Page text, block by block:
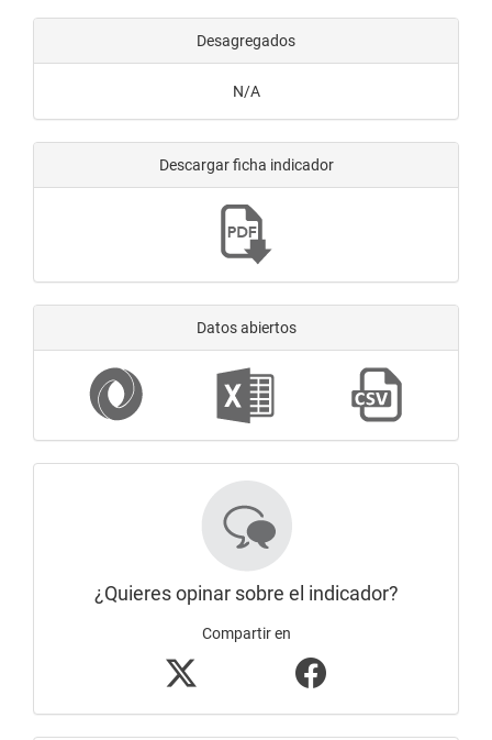
Desagregados
N/A
Descargar ficha indicador
Datos abiertos
¿Quieres opinar sobre el indicador?
Compartir en